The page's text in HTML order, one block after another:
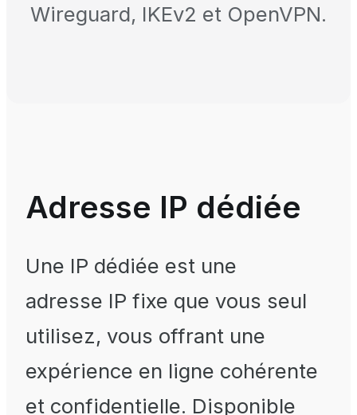
Wireguard, IKEv2 et OpenVPN.
Adresse IP dédiée
Une IP dédiée est une
adresse IP fixe que vous seul
utilisez, vous offrant une
expérience en ligne cohérente
et confidentielle. Disponible